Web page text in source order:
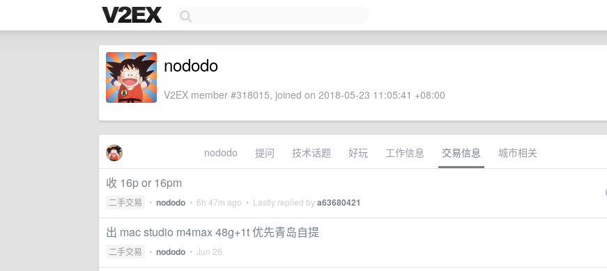
nododo
V2EX member #318015, joined on 2018-05-23 11:05:41 +08:00
nododo 提问 技术话题 好玩 工作信息 交易信息 城市相关
收 16p or 16pm
二手交易 • nododo • 6h 47m ago • Lastly replied bya63680421
出 mac studio m4max 48g+1t 优先青岛自提
二手交易 • nododo • Jun 26